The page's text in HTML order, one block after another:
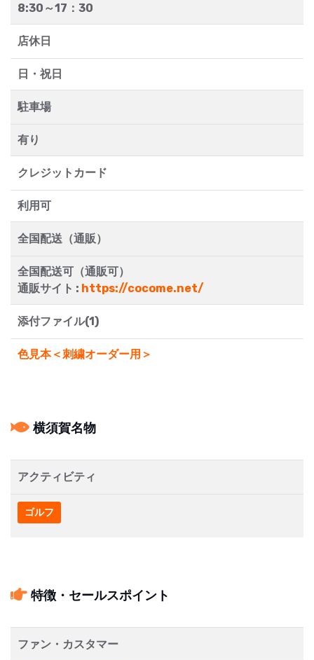
8:30～17：30
店休日
日・祝日
駐車場
有り
クレジットカード
利用可
全国配送（通販）
全国配送可（通販可）
通販サイト : https://cocome.net/
添付ファイル(1)
色見本＜刺繍オーダー用＞
横須賀名物
アクティビティ
ゴルフ
特徴・セールスポイント
ファン・カスタマー